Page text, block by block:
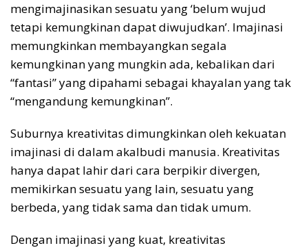
mengimajinasikan sesuatu yang ‘belum wujud
tetapi kemungkinan dapat diwujudkan’. Imajinasi
memungkinkan membayangkan segala
kemungkinan yang mungkin ada, kebalikan dari
“fantasi” yang dipahami sebagai khayalan yang tak
“mengandung kemungkinan”.
Suburnya kreativitas dimungkinkan oleh kekuatan
imajinasi di dalam akalbudi manusia. Kreativitas
hanya dapat lahir dari cara berpikir divergen,
memikirkan sesuatu yang lain, sesuatu yang
berbeda, yang tidak sama dan tidak umum.
Dengan imajinasi yang kuat, kreativitas